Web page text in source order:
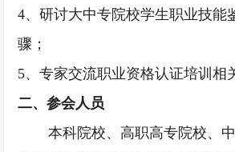
4、研讨大中专院校学生职业技能
骤；
5、专家交流职业资格认证培训相
二、参会人员
本科院校、高职高专院校、